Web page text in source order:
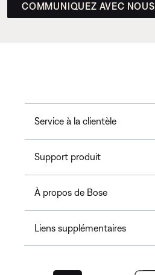
COMMUNIQUEZ AVEC NOUS
Service à la clientèle
Support produit
À propos de Bose
Liens supplémentaires